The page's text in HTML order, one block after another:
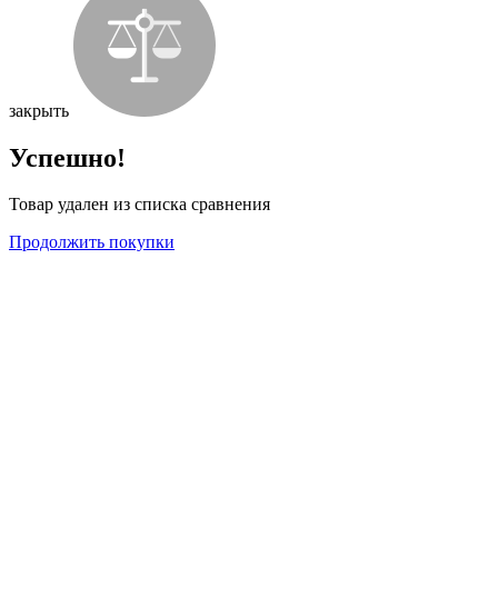
закрыть
Успешно!
Товар удален из списка сравнения
Продолжить покупки